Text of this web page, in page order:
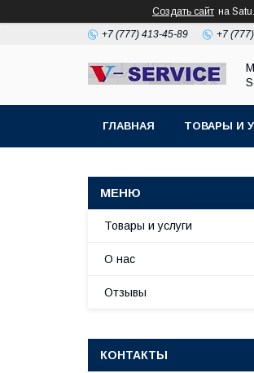
Создать сайт на
+7 (777) 413-45-89 +7
ГЛАВНАЯ ТОВАРЫ И
Товары и услуги
О нас
Отзывы
КОНТАКТЫ